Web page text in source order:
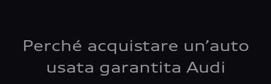
Perché acquistare un’auto
usata garantita Audi